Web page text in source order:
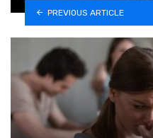
PREVIOUS ARTICLE